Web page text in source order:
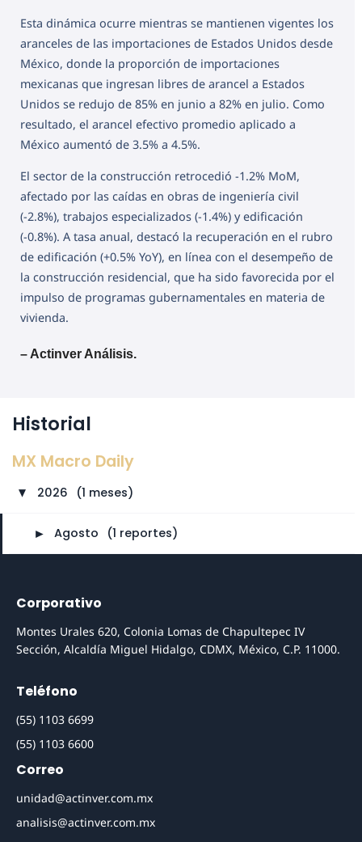
Esta dinámica ocurre mientras se mantienen vigentes los
aranceles de las importaciones de Estados Unidos desde
México, donde la proporción de importaciones
mexicanas que ingresan libres de arancel a Estados
Unidos se redujo de 85% en junio a 82% en julio. Como
resultado, el arancel efectivo promedio aplicado a
México aumentó de 3.5% a 4.5%.
El sector de la construcción retrocedió -1.2% MoM,
afectado por las caídas en obras de ingeniería civil
(-2.8%), trabajos especializados (-1.4%) y edificación
(-0.8%). A tasa anual, destacó la recuperación en el rubro
de edificación (+0.5% YoY), en línea con el desempeño de
la construcción residencial, que ha sido favorecida por el
impulso de programas gubernamentales en materia de
vivienda.
– Actinver Análisis.
Historial
MX Macro Daily
► 2026 (1 meses)
► Agosto (1 reportes)
Corporativo
Montes Urales 620, Colonia Lomas de Chapultepec IV
Sección, Alcaldía Miguel Hidalgo, CDMX, México, C.P. 11000.
Teléfono
(55) 1103 6699
(55) 1103 6600
Correo
unidad@actinver.com.mx
analisis@actinver.com.mx